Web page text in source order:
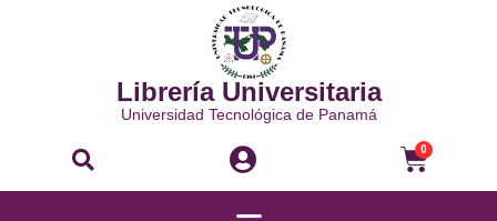
Librería Universitaria
Universidad Tecnológica de Panamá
Buscar 0
Menú